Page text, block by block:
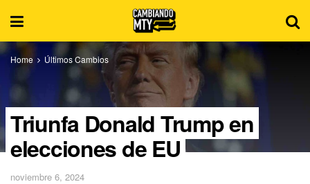
Home Últimos Cambios
Triunfa Donald Trump en
elecciones de EU
noviembre 6, 2024